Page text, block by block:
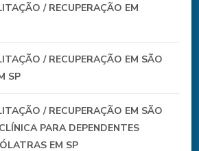
/ RECUPERAÇÃO EM
/ RECUPERAÇÃO EM SÃO
SP
/ RECUPERAÇÃO EM SÃO
PARA DEPENDENTES
EM SP